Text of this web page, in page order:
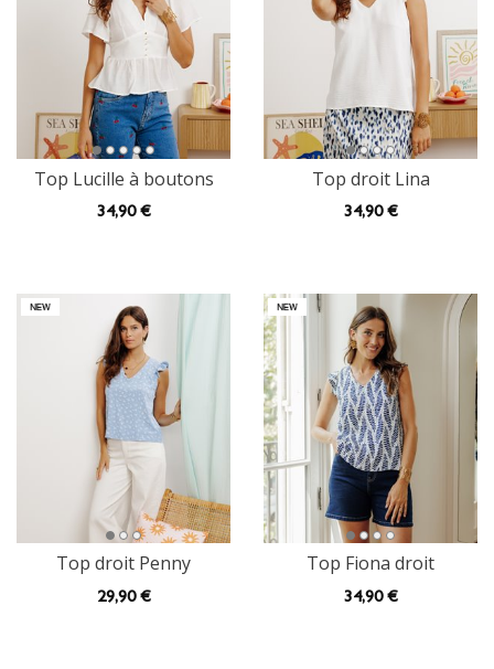
Top Lucille à boutons
34,90 €
Top droit Lina
34,90 €
Top droit Penny
29,90 €
Top Fiona droit
34,90 €